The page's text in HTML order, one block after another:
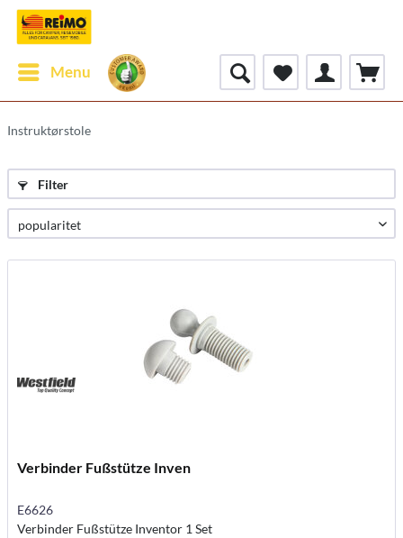
Menu
Instruktørstole
Filter
Verbinder Fußstütze Inven
E6626
Verbinder Fußstütze Inventor 1 Set